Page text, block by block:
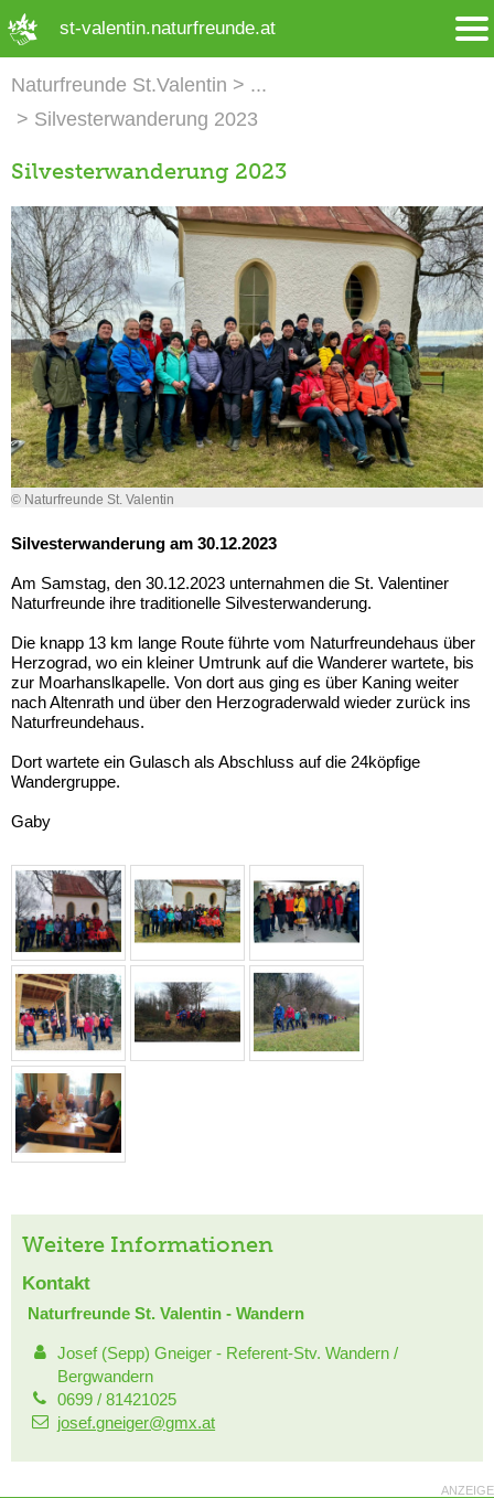
st-valentin.naturfreunde.at
Naturfreunde St.Valentin
Silvesterwanderung 2023
Silvesterwanderung 2023
© Naturfreunde St. Valentin
Silvesterwanderung am 30.12.2023
Am Samstag, den 30.12.2023 unternahmen die St. Valentiner
Naturfreunde ihre traditionelle Silvesterwanderung.
Die knapp 13 km lange Route führte vom Naturfreundehaus über
Herzograd, wo ein kleiner Umtrunk auf die Wanderer wartete, bis
zur Moarhanslkapelle. Von dort aus ging es über Kaning weiter
nach Altenrath und über den Herzograderwald wieder zurück ins
Naturfreundehaus.
Dort wartete ein Gulasch als Abschluss auf die 24köpfige
Wandergruppe.
Gaby
Weitere Informationen
Kontakt
Naturfreunde St. Valentin - Wandern
Josef (Sepp) Gneiger - Referent-Stv. Wandern /
Bergwandern
0699 / 81421025
josef.gneiger@gmx.at
ANZEIGE